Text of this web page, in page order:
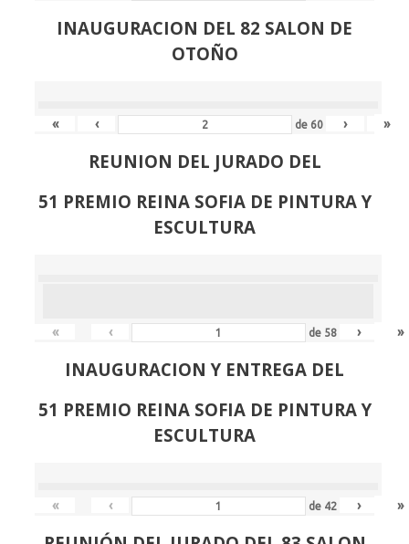
INAUGURACION DEL 82 SALON DE
OTOÑO
« ‹ de 60 › »
REUNION DEL JURADO DEL
51 PREMIO REINA SOFIA DE PINTURA Y
ESCULTURA
« ‹ de 58 › »
INAUGURACION Y ENTREGA DEL
51 PREMIO REINA SOFIA DE PINTURA Y
ESCULTURA
« ‹ de 42 › »